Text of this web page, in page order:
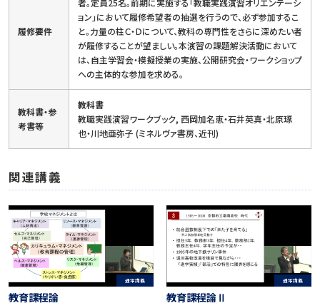
履修要件
者。定員25名。前期に実施する「教職実践演習オリエンテーシ
ョン」において履修希望者の抽選を行うので、必ず参加するこ
と。力量の柱Ｃ・Ｄについて、教科の専門性をさらに深めたい者
が履修することが望ましい。本演習の課題解決活動において
は、自主学習会・模擬授業の実施、公開研究会・ワークショップ
への主体的な参加を求める。
教科書・参
考書等
教科書
教職実践演習ワークブック, 西岡加名恵・石井英真・北原琢
也・川地亜弥子 (ミネルヴァ書房、近刊)
関連講義
通常講義
教育課程論
通常講義
教育課程論Ⅱ